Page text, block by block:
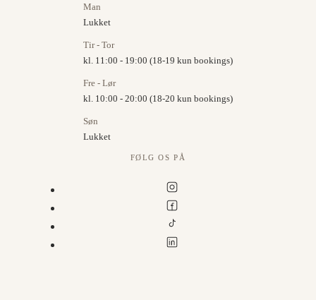
Man
Lukket
Tir - Tor
kl. 11:00 - 19:00 (18-19 kun bookings)
Fre - Lør
kl. 10:00 - 20:00 (18-20 kun bookings)
Søn
Lukket
FØLG OS PÅ